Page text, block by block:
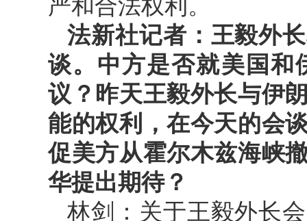
严和合法权利。
法新社记者：王毅外
谈。中方是否就美国和
议？昨天王毅外长与伊
能的权利，在今天的会
促美方从霍尔木兹海峡
华提出期待？
林剑：关于王毅外长